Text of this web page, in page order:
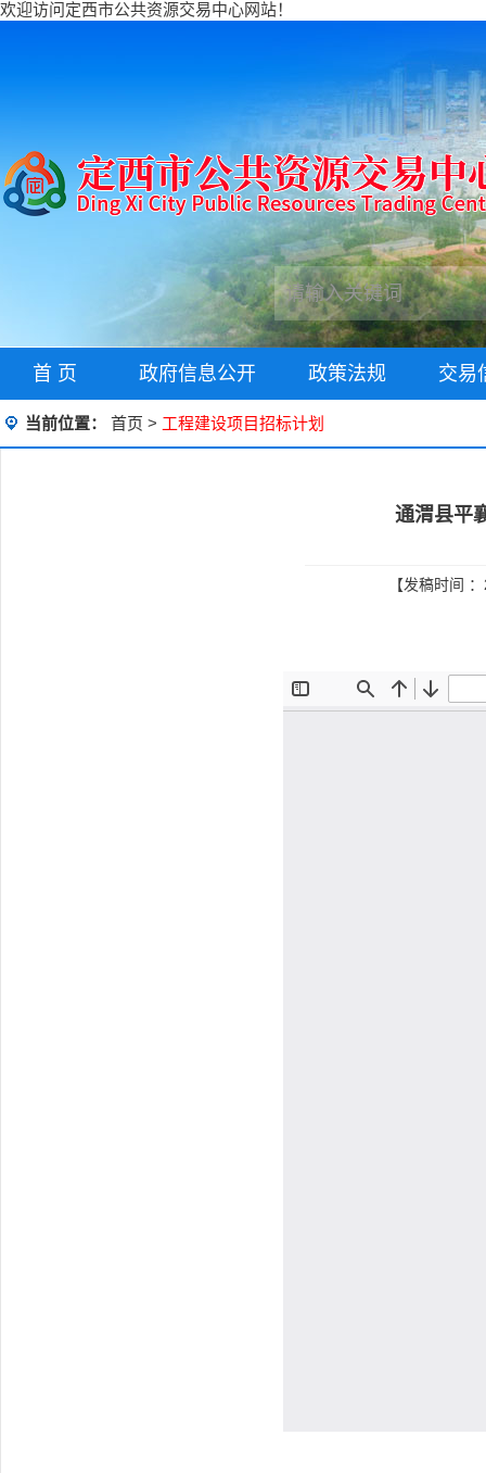
欢迎访问定西市公共资源交易中心网站！
首 页 政府信息公开 政策法规 交易
当前位置： 首页 > 工程建设项目招标计划
通渭县平
【发稿时间